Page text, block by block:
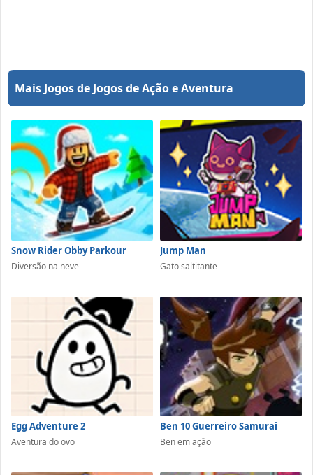
Mais Jogos de Jogos de Ação e Aventura
Snow Rider Obby Parkour
Diversão na neve
Jump Man
Gato saltitante
Egg Adventure 2
Aventura do ovo
Ben 10 Guerreiro Samurai
Ben em ação